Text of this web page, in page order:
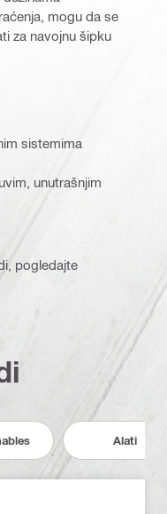
mogu da se
za navojnu šipku
sistemima
unutrašnjim
pogledajte
Alati